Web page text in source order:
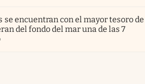
se encuentran con el mayor tesoro de
del fondo del mar una de las 7